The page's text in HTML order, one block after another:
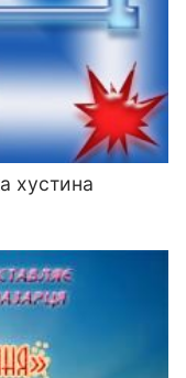
хустина